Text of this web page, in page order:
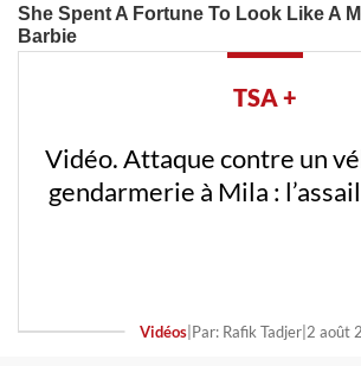
TSA +
Vidéo. Attaque contre un
gendarmerie à Mila :
Vidéos| Par: Rafik Tadjer| 2 août